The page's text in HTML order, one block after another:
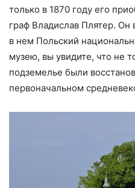
только в 1870 году его
граф Владислав Плятер. Он
в нем Польский
музею, вы увидите, что не
подземелье были
первоначальном